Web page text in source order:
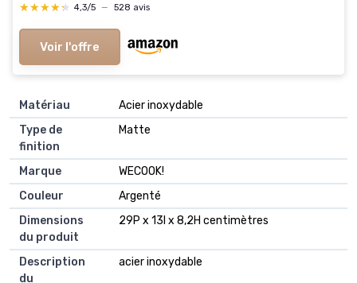
★★★★★
★★★★★ 4,3/5 — 528 avis
Voir l'offre
Matériau
Acier inoxydable
Type de
finition
Matte
Marque
WECOOK!
Couleur
Argenté
Dimensions
du produit
29P x 13l x 8,2H centimètres
Description
du
acier inoxydable